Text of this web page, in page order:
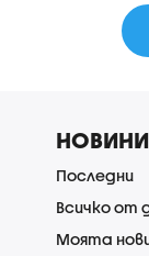
НОВИНИ
Последни
Всичко от
Моята